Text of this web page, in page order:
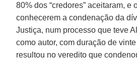
80% dos “credores” aceitaram, e
conhecerem a condenação da
Justiça, num processo que teve
como autor, com duração de
resultou no veredito que